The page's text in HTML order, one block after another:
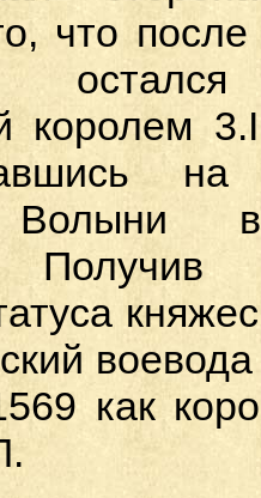
что
королем 3.
на
Волыни
как